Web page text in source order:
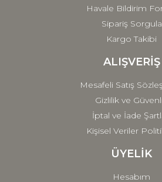
Gönder
Havale Bildirim
Sipariş Sorgula
Kargo Takibi
ALIŞVERİŞ
Mesafeli Satış
Gizlilik ve
İptal ve İade
Kişisel Veriler
ÜYELİK
Hesabım